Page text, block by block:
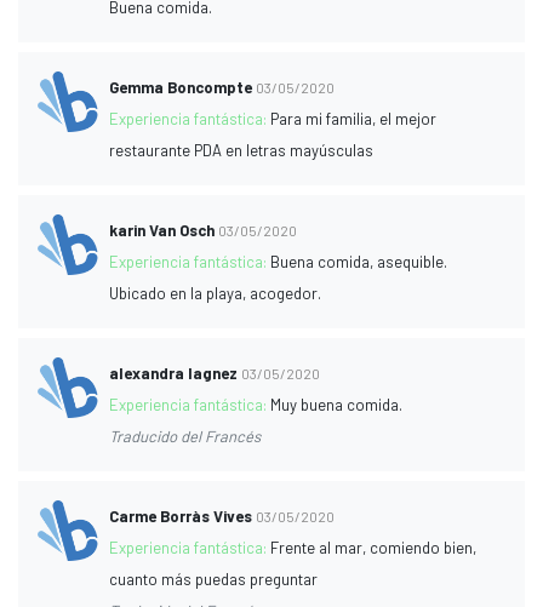
Buena comida.
Gemma Boncompte 03/05/2020
Experiencia fantástica: Para mi familia, el mejor
restaurante PDA en letras mayúsculas
karin Van Osch 03/05/2020
Experiencia fantástica: Buena comida, asequible.
Ubicado en la playa, acogedor.
alexandra lagnez 03/05/2020
Experiencia fantástica: Muy buena comida.
Traducido del Francés
Carme Borràs Vives 03/05/2020
Experiencia fantástica: Frente al mar, comiendo bien,
cuanto más puedas preguntar